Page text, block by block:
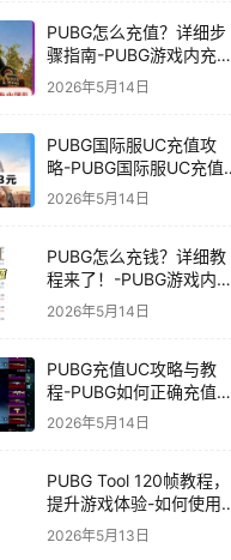
PUBG怎么充值？详细步
骤指南-PUBG游戏内充值
方法及常见问题解答
2026年5月14日
PUBG国际服UC充值攻
略-PUBG国际服UC充值
方法及注意事项
2026年5月14日
PUBG怎么充钱？详细教
程来了！-PUBG游戏内购
买充值方法及注意事项
2026年5月14日
PUBG充值UC攻略与教
程-PUBG如何正确充值
UC获取游戏内货币
2026年5月14日
PUBG Tool 120帧教程，
提升游戏体验-如何使用
PUBG Tool实现120帧流
畅游戏
2026年5月13日